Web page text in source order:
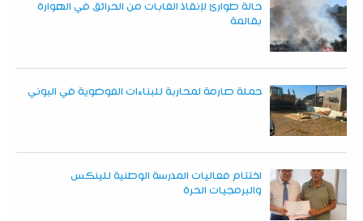
حالة طوارئ لإنقاذ الغابات من الحرائق في الهوارة
بقالمة
حملة صارمة لمحاربة للبناءات الفوضوية في البوني
اختتام فعاليات المدرسة الوطنية للينكس
والبرمجيات الحرة